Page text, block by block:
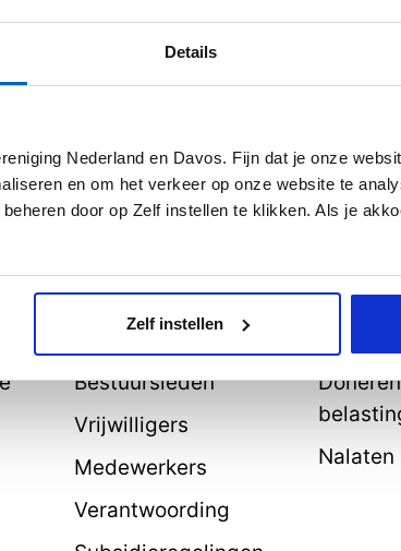
Details
Nederland en Davos. Fijn dat je onze
en om het verkeer op onze website te
door op Zelf instellen te klikken. Als je
Zelf instellen
Over ons
Bestuursleden
Vrijwilligers
Medewerkers
Verantwoording
Lid
Nalaten